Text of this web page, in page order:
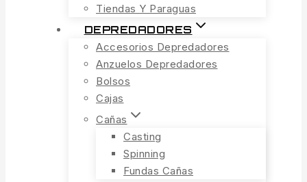
Tiendas Y Paraguas
DEPREDADORES
Accesorios Depredadores
Anzuelos Depredadores
Bolsos
Cajas
Cañas
Casting
Spinning
Fundas Cañas